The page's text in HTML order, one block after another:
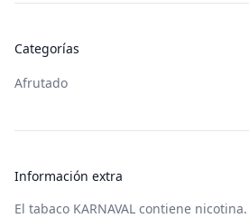
Categorías
Afrutado
Información extra
El tabaco KARNAVAL contiene nicotina.